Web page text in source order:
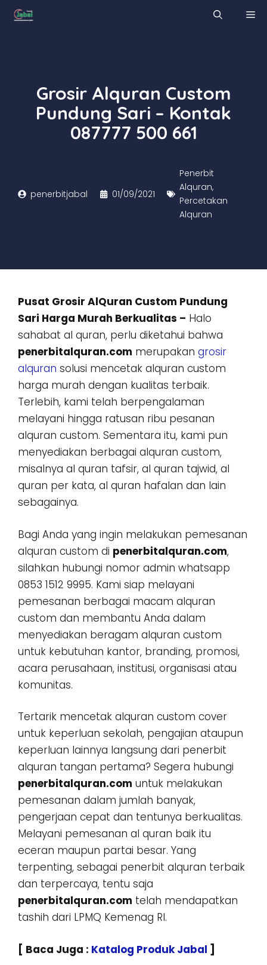
Skip
Grosir Alquran Custom
Pundung Sari – Kontak
087777 500 661
penerbitjabal 01/09/2021
Penerbit
Alquran,
Percetakan
Alquran
Pusat Grosir AlQuran Custom Pundung
Sari Harga Murah Berkualitas – Halo
sahabat al quran, perlu diketahui bahwa
penerbitalquran.com merupakan grosir
alquran solusi mencetak alquran custom
harga murah dengan kualitas terbaik.
Terlebih, kami telah berpengalaman
melayani hingga ratusan ribu pesanan
alquran custom. Sementara itu, kami pun
menyediakan berbagai alquran custom,
misalnya al quran tafsir, al quran tajwid, al
quran per kata, al quran hafalan dan lain
sebagainya.
Bagi Anda yang ingin melakukan pemesanan
alquran custom di penerbitalquran.com,
silahkan hubungi nomor admin whatsapp
0853 1512 9995. Kami siap melayani
pemesanan berbagai macam alquran
custom dan membantu Anda dalam
menyediakan beragam alquran custom
untuk kebutuhan kantor, branding, promosi,
acara perusahaan, institusi, organisasi atau
komunitas.
Tertarik mencetak alquran custom cover
untuk keperluan sekolah, pengajian ataupun
keperluan lainnya langsung dari penerbit
alquran tangan pertama? Segera hubungi
penerbitalquran.com untuk melakukan
pemesanan dalam jumlah banyak,
pengerjaan cepat dan tentunya berkualitas.
Melayani pemesanan al quran baik itu
eceran maupun partai besar. Yang
terpenting, sebagai penerbit alquran terbaik
dan terpercaya, tentu saja
penerbitalquran.com telah mendapatkan
tashih dari LPMQ Kemenag RI.
[ Baca Juga : Katalog Produk Jabal ]